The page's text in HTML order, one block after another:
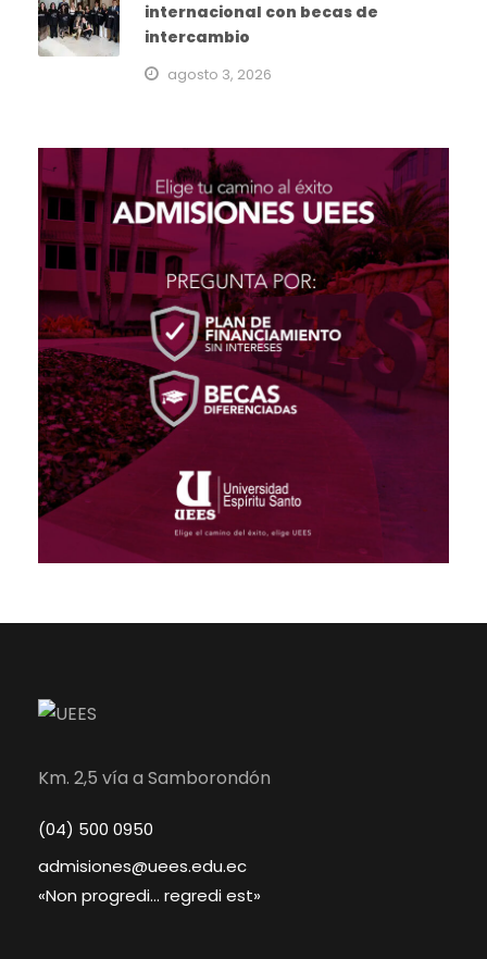
internacional con becas de
intercambio
agosto 3, 2026
Km. 2,5 vía a Samborondón
(04) 500 0950
admisiones@uees.edu.ec
«Non progredi… regredi est»